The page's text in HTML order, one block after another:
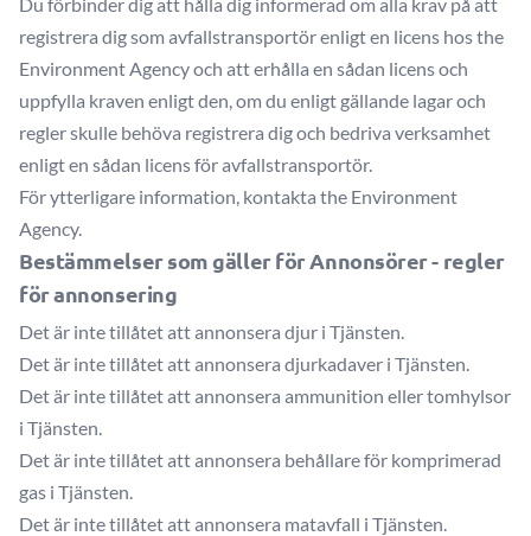
registrera dig som avfallstransportör enligt en licens hos the
Environment Agency och att erhålla en sådan licens och
uppfylla kraven enligt den, om du enligt gällande lagar och
regler skulle behöva registrera dig och bedriva verksamhet
enligt en sådan licens för avfallstransportör.
För ytterligare information, kontakta the Environment
Agency.
Bestämmelser som gäller för Annonsörer - regler
för annonsering
Det är inte tillåtet att annonsera djur i Tjänsten.
Det är inte tillåtet att annonsera djurkadaver i Tjänsten.
Det är inte tillåtet att annonsera ammunition eller tomhylsor
i Tjänsten.
Det är inte tillåtet att annonsera behållare för komprimerad
gas i Tjänsten.
Det är inte tillåtet att annonsera matavfall i Tjänsten.